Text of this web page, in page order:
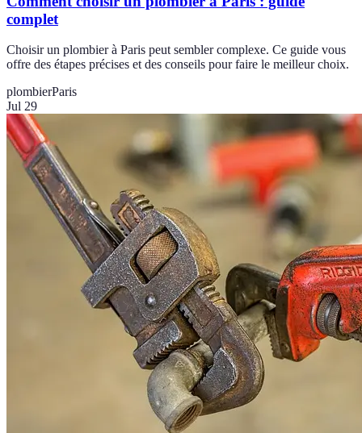
complet
Choisir un plombier à Paris peut sembler complexe. Ce guide vous
offre des étapes précises et des conseils pour faire le meilleur choix.
plombierParis
Jul 29